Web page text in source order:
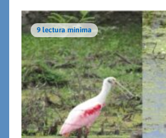
9 lectura mínima